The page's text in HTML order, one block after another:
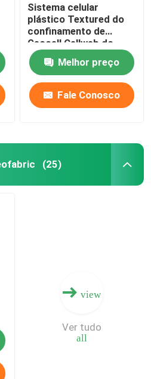
Sistema celular
plástico Textured do
confinamento de
Geocell Cellweb do
HDPE para a
construção de
estradas
Melhor preço
Fale Conosco
(25)
view
all
Ver tudo